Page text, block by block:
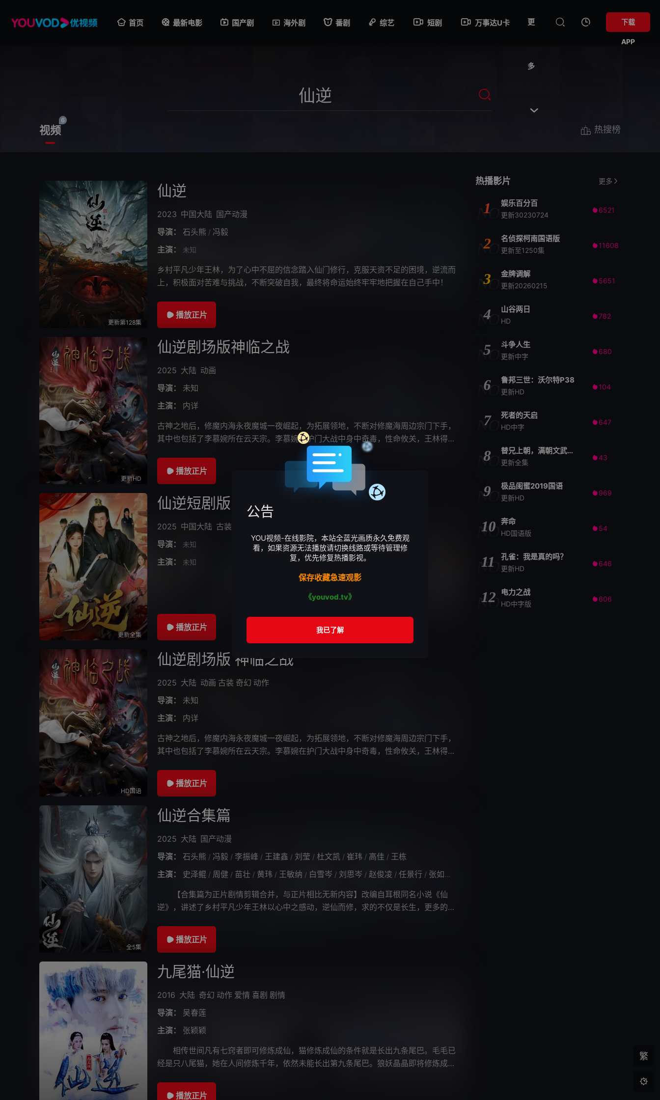
首页 最新电影 国产剧 海外剧 番剧 综艺 短剧 万事达U卡 更
多

下载
APP
视频
6
热搜榜
更新第128集
仙逆
2023 中国大陆 国产动漫
导演：
石头熊 / 冯毅
主演：
未知
乡村平凡少年王林，为了心中不屈的信念踏入仙门修行，克服天资不足的困境，逆流而
上，积极面对苦难与挑战，不断突破自我，最终将命运始终牢牢地把握在自己手中！
播放正片
更新HD
仙逆剧场版神临之战
2025 大陆 动画
导演：
未知
主演：
内详
古神之地后，修魔内海永夜魔城一夜崛起，为拓展领地，不断对修魔海周边宗门下手，
其中也包括了李慕婉所在云天宗。李慕婉在护门大战中身中奇毒，性命攸关，王林得知
此事后，携其再次闯入修魔内海，王林以化神初期修为
播放正片
更新全集
仙逆短剧版
2025 中国大陆 古装仙侠
导演：
未知
主演： 未知
播放正片
HD国语
仙逆剧场版 神临之战
2025 大陆 动画 古装 奇幻 动作
导演：
未知
主演：
内详
古神之地后，修魔内海永夜魔城一夜崛起，为拓展领地，不断对修魔海周边宗门下手，
其中也包括了李慕婉所在云天宗。李慕婉在护门大战中身中奇毒，性命攸关，王林得知
播放正片
全5集
仙逆合集篇
2025 大陆 国产动漫
导演：
石头熊 / 冯毅 / 李振峰 / 王建鑫 / 刘莹 / 杜文凯 / 崔玮 / 高佳 / 王栋
主演：
史泽鲲 / 周健 / 苗壮 / 黄玮 / 王敏纳 / 白雪岑 / 刘思岑 / 赵俊凌 / 任景行 / 张如麟
【合集篇为正片剧情剪辑合并，与正片相比无新内容】改编自耳根同名小说《仙
逆》，讲述了乡村平凡少年王林以心中之感动，逆仙而修，求的不仅是长生，更多的是
播放正片
九尾猫·仙逆
2016 大陆 奇幻 动作 爱情 喜剧 剧情
导演：
吴春莲
主演：
张颖颖
相传世间凡有七窍者即可修炼成仙，猫修炼成仙的条件就是长出九条尾巴。毛毛已
经是只八尾猫，她在人间修炼千年，依然未能长出第九条尾巴。狼妖晶晶即将修炼成魔
播放正片
热播影片 更多
NO
1 娱乐百分百
更新30230724
 6521
NO
2 名侦探柯南国语版
更新至1250集
 11608
NO
3 金牌调解
更新20260215
 5651
NO
4 山谷两日
HD
782
NO
5 斗争人生
更新中字
 680
NO
6 鲁邦三世：沃尔特P38
更新HD
 104
NO
7 死者的天启
HD中字
 647
NO
8 替兄上朝，满朝文武随我吃瓜
更新全集
43
NO
9 极品闺蜜2019国语
更新HD
 969
NO
10 奔命
HD国语版
 54
NO
11 孔雀：我是真的吗？
更新HD
 646
NO
12 电力之战
HD中字版
 606
繁

公告
YOU视频-在线影院，本站全蓝光画质永久免费观
看，如果资源无法播放请切换线路或等待管理修
复，优先修复热播影视。
保存收藏急速观影
《youvod.tv》